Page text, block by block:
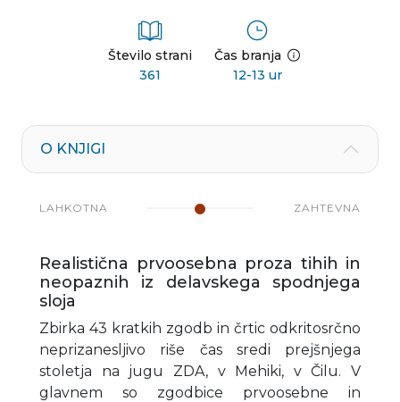
Število strani
361
Čas branja
12-13 ur
O KNJIGI
LAHKOTNA ZAHTEVNA
Realistična prvoosebna proza tihih in
neopaznih iz delavskega spodnjega
sloja
Zbirka 43 kratkih zgodb in črtic odkritosrčno
neprizanesljivo riše čas sredi prejšnjega
stoletja na jugu ZDA, v Mehiki, v Čilu. V
glavnem so zgodbice prvoosebne in